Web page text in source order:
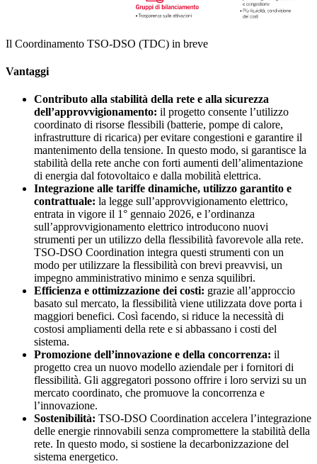
Il Coordinamento TSO-DSO (TDC) in breve
Vantaggi
Contributo alla stabilità della rete e alla sicurezza
dell’approvvigionamento: il progetto consente l’utilizzo
coordinato di risorse flessibili (batterie, pompe di calore,
infrastrutture di ricarica) per evitare congestioni e garantire il
mantenimento della tensione. In questo modo, si garantisce la
stabilità della rete anche con forti aumenti dell’alimentazione
di energia dal fotovoltaico e dalla mobilità elettrica.
Integrazione alle tariffe dinamiche, utilizzo garantito e
contrattuale: la legge sull’approvvigionamento elettrico,
entrata in vigore il 1° gennaio 2026, e l’ordinanza
sull’approvvigionamento elettrico introducono nuovi
strumenti per un utilizzo della flessibilità favorevole alla rete.
TSO-DSO Coordination integra questi strumenti con un
modo per utilizzare la flessibilità con brevi preavvisi, un
impegno amministrativo minimo e senza squilibri.
Efficienza e ottimizzazione dei costi: grazie all’approccio
basato sul mercato, la flessibilità viene utilizzata dove porta i
maggiori benefici. Così facendo, si riduce la necessità di
costosi ampliamenti della rete e si abbassano i costi del
sistema.
Promozione dell’innovazione e della concorrenza: il
progetto crea un nuovo modello aziendale per i fornitori di
flessibilità. Gli aggregatori possono offrire i loro servizi su un
mercato coordinato, che promuove la concorrenza e
l’innovazione.
Sostenibilità: TSO-DSO Coordination accelera l’integrazione
delle energie rinnovabili senza compromettere la stabilità della
rete. In questo modo, si sostiene la decarbonizzazione del
sistema energetico.